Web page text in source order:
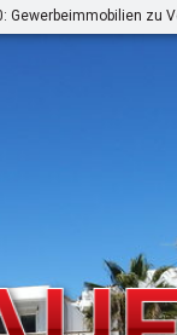
Gewerbeimmobilien zu